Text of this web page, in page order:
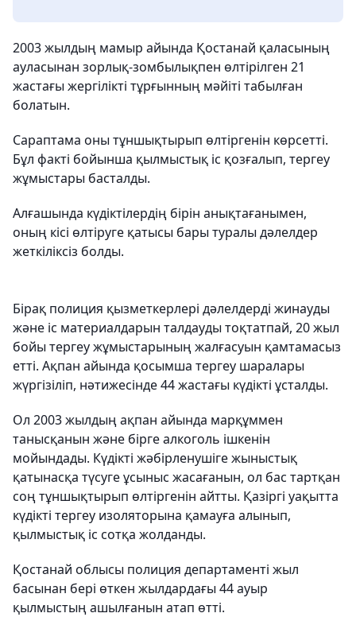
2003 жылдың мамыр айында Қостанай қаласының
ауласынан зорлық-зомбылықпен өлтірілген 21
жастағы жергілікті тұрғынның мәйіті табылған
болатын.
Сараптама оны тұншықтырып өлтіргенін көрсетті.
Бұл факті бойынша қылмыстық іс қозғалып, тергеу
жұмыстары басталды.
Алғашында күдіктілердің бірін анықтағанымен,
оның кісі өлтіруге қатысы бары туралы дәлелдер
жеткіліксіз болды.
Бірақ полиция қызметкерлері дәлелдерді жинауды
және іс материалдарын талдауды тоқтатпай, 20 жыл
бойы тергеу жұмыстарының жалғасуын қамтамасыз
етті. Ақпан айында қосымша тергеу шаралары
жүргізіліп, нәтижесінде 44 жастағы күдікті ұсталды.
Ол 2003 жылдың ақпан айында марқұммен
танысқанын және бірге алкоголь ішкенін
мойындады. Күдікті жәбірленушіге жыныстық
қатынасқа түсуге ұсыныс жасағанын, ол бас тартқан
соң тұншықтырып өлтіргенін айтты. Қазіргі уақытта
күдікті тергеу изоляторына қамауға алынып,
қылмыстық іс сотқа жолданды.
Қостанай облысы полиция департаменті жыл
басынан бері өткен жылдардағы 44 ауыр
қылмыстың ашылғанын атап өтті.